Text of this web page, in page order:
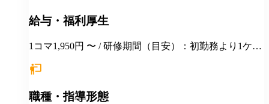
給与・福利厚生
1コマ1,950円 〜 / 研修期間（目安）：初勤務より1ケ月
1950円からスタート。 初勤務前に、授業の仕方、テキ
授業の様子を見ていただきます。それから実際に授業
職種・指導形態